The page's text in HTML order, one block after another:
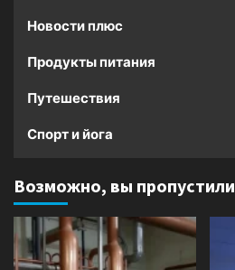
Новости плюс
Продукты питания
Путешествия
Спорт и йога
Возможно, вы пропустили